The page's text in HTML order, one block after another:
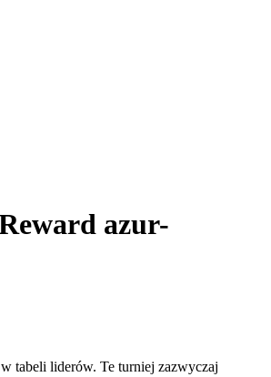
azur-
tabeli liderów. Te turniej zazwyczaj